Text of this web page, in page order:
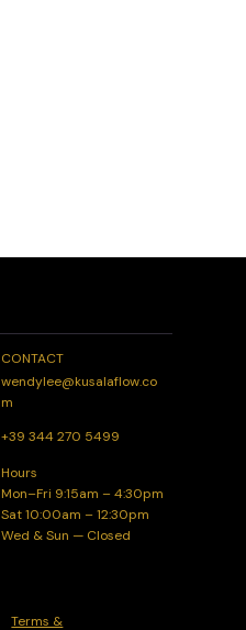
CONTACT
wendylee@kusalaflow.co
m
+39 344 270 5499
Hours
Mon–Fri 9:15am – 4:30pm
Sat 10:00am – 12:30pm
Wed & Sun — Closed
Terms &